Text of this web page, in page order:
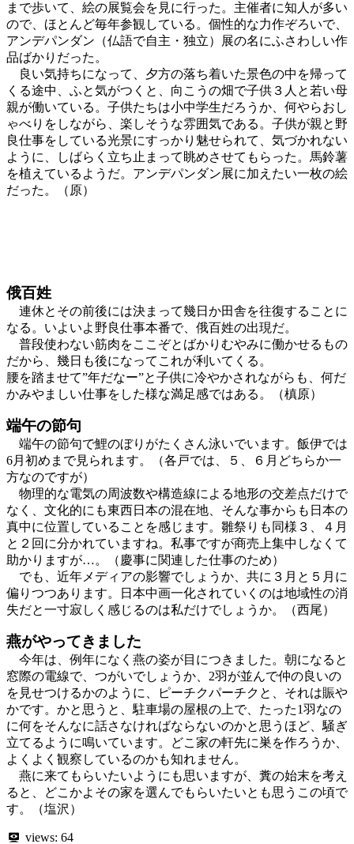
まで歩いて、絵の展覧会を見に行った。主催者に知人が多い
ので、ほとんど毎年参観している。個性的な力作ぞろいで、
アンデパンダン（仏語で自主・独立）展の名にふさわしい作
品ばかりだった。
良い気持ちになって、夕方の落ち着いた景色の中を帰って
くる途中、ふと気がつくと、向こうの畑で子供３人と若い母
親が働いている。子供たちは小中学生だろうか、何やらおし
ゃべりをしながら、楽しそうな雰囲気である。子供が親と野
良仕事をしている光景にすっかり魅せられて、気づかれない
ように、しばらく立ち止まって眺めさせてもらった。馬鈴薯
を植えているようだ。アンデパンダン展に加えたい一枚の絵
だった。（原）
俄百姓
連休とその前後には決まって幾日か田舎を往復することに
なる。いよいよ野良仕事本番で、俄百姓の出現だ。
普段使わない筋肉をここぞとばかりむやみに働かせるもの
だから、幾日も後になってこれが利いてくる。
腰を踏ませて”年だなー”と子供に冷やかされながらも、何だ
かみやましい仕事をした様な満足感ではある。（槙原）
端午の節句
端午の節句で鯉のぼりがたくさん泳いでいます。飯伊では
6月初めまで見られます。（各戸では、５、６月どちらか一
方なのですが）
物理的な電気の周波数や構造線による地形の交差点だけで
なく、文化的にも東西日本の混在地、そんな事からも日本の
真中に位置していることを感じます。雛祭りも同様３、４月
と２回に分かれていますね。私事ですが商売上集中しなくて
助かりますが…。（慶事に関連した仕事のため）
でも、近年メディアの影響でしょうか、共に３月と５月に
偏りつつあります。日本中画一化されていくのは地域性の消
失だと一寸寂しく感じるのは私だけでしょうか。（西尾）
燕がやってきました
今年は、例年になく燕の姿が目につきました。朝になると
窓際の電線で、つがいでしょうか、2羽が並んで仲の良いの
を見せつけるかのように、ピーチクパーチクと、それは賑や
かです。かと思うと、駐車場の屋根の上で、たった1羽なの
に何をそんなに話さなければならないのかと思うほど、騒ぎ
立てるように鳴いています。どこ家の軒先に巣を作ろうか、
よくよく観察しているのかも知れません。
燕に来てもらいたいようにも思いますが、糞の始末を考え
ると、どこかよその家を選んでもらいたいとも思うこの頃で
す。（塩沢）
views: 64